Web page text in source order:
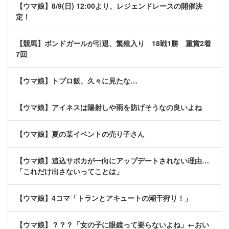
【ウマ娘】8/9(日) 12:00より、レジェンドレースの開催決
定！
【競馬】ボンドガールが引退、繁殖入り 18戦1勝 重賞2着
7回
【ウマ娘】トプロ飯、久々に見たな…
【ウマ娘】アイネスは陽射しや雨を防げそうなの良いよね
【ウマ娘】夏の某イベントの売り子さん
【ウマ娘】追込サポカが一向にアップデートされない理由…
「これだけ出さないってことは」
【ウマ娘】4コマ「トランとアキュートの潮干狩り！」
【ウマ娘】？？？「女の子に眼鏡って要らないよね」←おい